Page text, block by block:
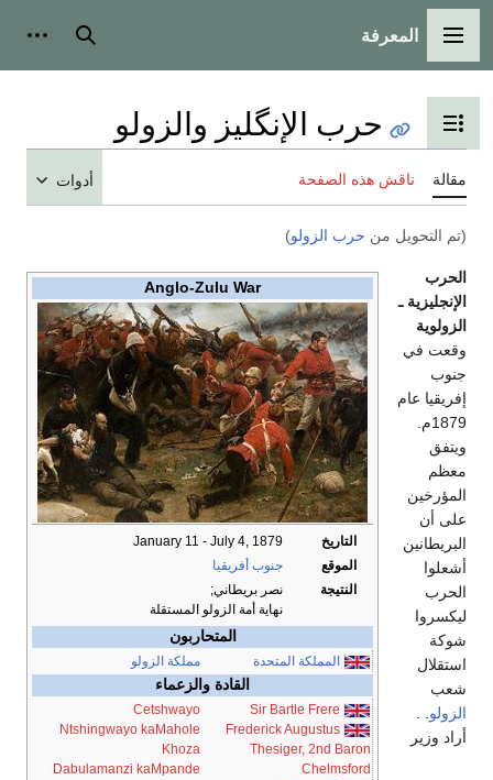
القائمة الرئيسية
المعرفة بحث
تبديل عرض جدول المحتويات
حرب الإنگليز والزولو
مقالة ناقش هذه الصفحة أدوات
(تم التحويل من حرب الزولو)
Anglo-Zulu War
التاريخ
January 11 - July 4, 1879
الموقع
جنوب أفريقيا
النتيجة
نصر بريطاني;
نهاية أمة الزولو المستقلة
المتحاربون
المملكة المتحدة مملكة الزولو
القادة والزعماء
Sir Bartle Frere
Frederick Augustus
Thesiger, 2nd Baron
Chelmsford
Cetshwayo
Ntshingwayo kaMahole
Khoza
Dabulamanzi kaMpande
الحرب
الإنجليزية ـ
الزولوية
وقعت في
جنوب
إفريقيا عام
1879م.
ويتفق
معظم
المؤرخين
على أن
البريطانين
أشعلوا
الحرب
ليكسروا
شوكة
استقلال
شعب
الزولو
أراد وزير